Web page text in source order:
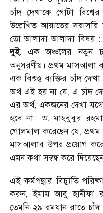
চাঁদ দেখাকে গোটা
উল্লেখিত আয়াতের
তো আলাদা আলাদা বিষয় :
দুই. এক অঞ্চলের নতুন
অনুসরণীয়। প্রথম মাসআলা
এক বিশ্বস্ত ব্যক্তির চাঁদ
অর্থ এই হয় না যে, এ চাঁদ
এর অর্থ, একজনের দেখা
হবে না। ড. মাহবুবুর
গোলমাল করেছেন যে, প্রথম
মাসআলার উপর প্রয়োগ
এমন কথা সম্বন্ধ করে
এই কর্মপন্থার বিচ্যুতি
করুন, ইমাম আবু হানীফা
তেমনি ২৯ রমযান রাতে